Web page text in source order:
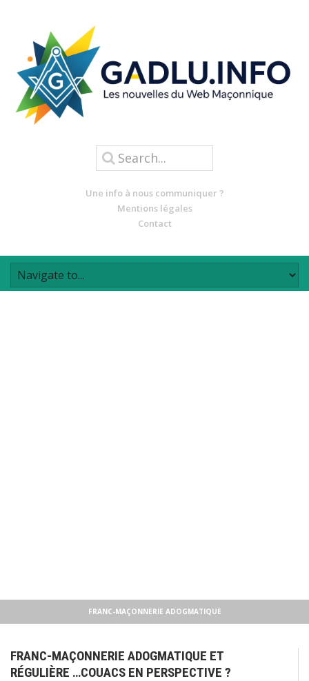
Une info à nous communiquer ?
Mentions légales
Contact
FRANC-MAÇONNERIE ADOGMATIQUE
FRANC-MAÇONNERIE ADOGMATIQUE ET
RÉGULIÈRE …COUACS EN PERSPECTIVE ?